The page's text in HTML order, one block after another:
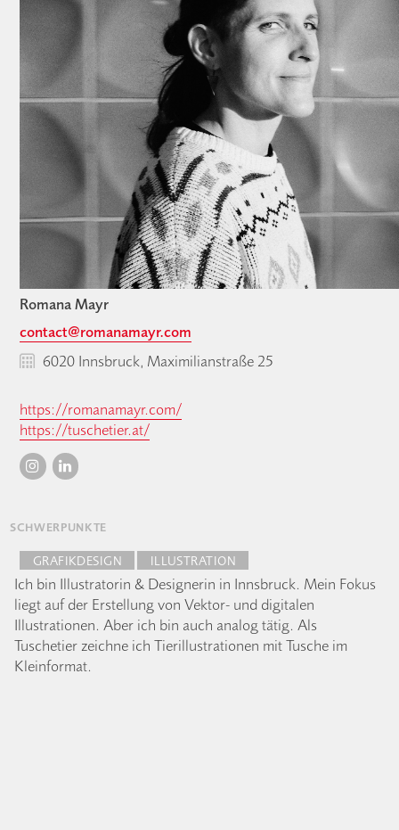
Romana Mayr
contact@romanamayr.com
6020 Innsbruck, Maximilianstraße 25
https://romanamayr.com/
https://tuschetier.at/
SCHWERPUNKTE
GRAFIKDESIGN ILLUSTRATION
Ich bin Illustratorin & Designerin in Innsbruck. Mein Fokus
liegt auf der Erstellung von Vektor- und digitalen
Illustrationen. Aber ich bin auch analog tätig. Als
Tuschetier zeichne ich Tierillustrationen mit Tusche im
Kleinformat.